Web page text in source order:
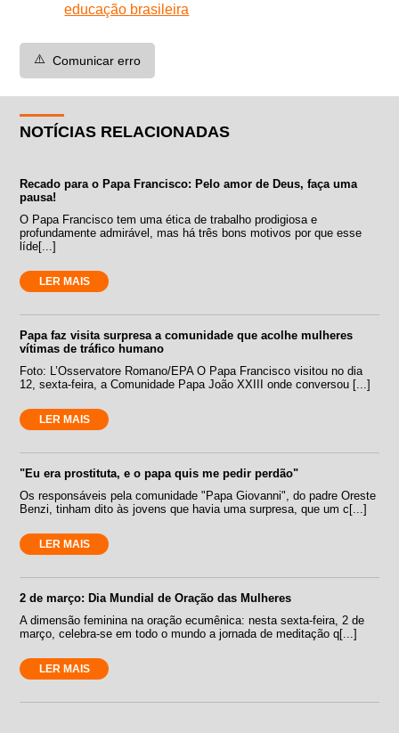
educação brasileira
⚠️ Comunicar erro
NOTÍCIAS RELACIONADAS
Recado para o Papa Francisco: Pelo amor de Deus, faça uma
pausa!
O Papa Francisco tem uma ética de trabalho prodigiosa e
profundamente admirável, mas há três bons motivos por que esse
líde[...]
LER MAIS
Papa faz visita surpresa a comunidade que acolhe mulheres
vítimas de tráfico humano
Foto: L’Osservatore Romano/EPA O Papa Francisco visitou no dia
12, sexta-feira, a Comunidade Papa João XXIII onde conversou [...]
LER MAIS
"Eu era prostituta, e o papa quis me pedir perdão"
Os responsáveis pela comunidade "Papa Giovanni", do padre Oreste
Benzi, tinham dito às jovens que havia uma surpresa, que um c[...]
LER MAIS
2 de março: Dia Mundial de Oração das Mulheres
A dimensão feminina na oração ecumênica: nesta sexta-feira, 2 de
março, celebra-se em todo o mundo a jornada de meditação q[...]
LER MAIS